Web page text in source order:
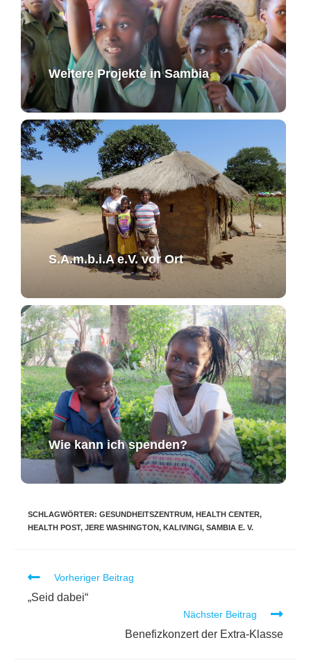
Weitere Projekte in Sambia
S.A.m.b.i.A e.V. ​vor Ort​​
Wie kann ich spenden?
SCHLAGWÖRTER: GESUNDHEITSZENTRUM, HEALTH CENTER,
HEALTH POST, JERE WASHINGTON, KALIVINGI, SAMBIA E. V.
Vorheriger Beitrag
„Seid dabei“
Nächster Beitrag
Benefizkonzert der Extra-Klasse